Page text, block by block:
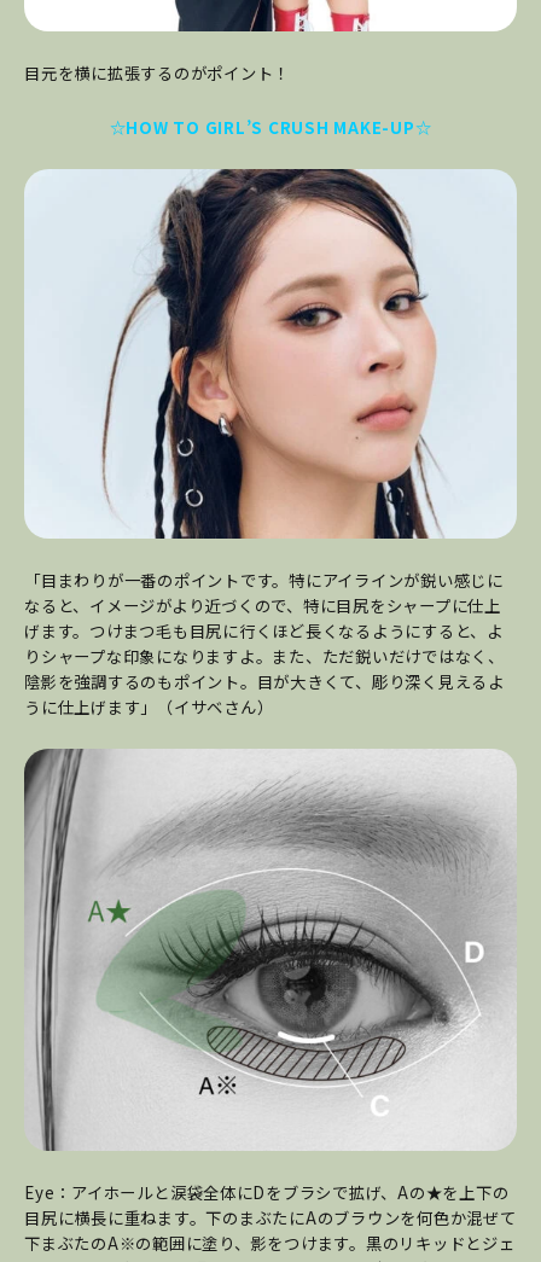
目元を横に拡張するのがポイント！
☆HOW TO GIRL’S CRUSH MAKE-UP☆
「目まわりが一番のポイントです。特にアイラインが鋭い感じに
なると、イメージがより近づくので、特に目尻をシャープに仕上
げます。つけまつ毛も目尻に行くほど長くなるようにすると、よ
りシャープな印象になりますよ。また、ただ鋭いだけではなく、
陰影を強調するのもポイント。目が大きくて、彫り深く見えるよ
うに仕上げます」（イサベさん）
Eye：アイホールと涙袋全体にDをブラシで拡げ、Aの★を上下の
目尻に横長に重ねます。下のまぶたにAのブラウンを何色か混ぜて
下まぶたのA※の範囲に塗り、影をつけます。黒のリキッドとジェ